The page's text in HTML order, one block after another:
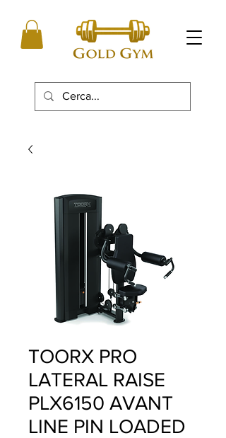
TOORX PRO
LATERAL RAISE
PLX6150 AVANT
LINE PIN LOADED